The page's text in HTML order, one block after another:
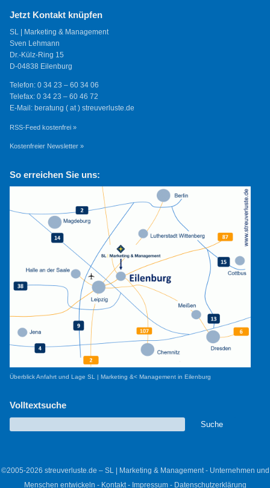
Jetzt Kontakt knüpfen
SL | Marketing & Management
Sven Lehmann
Dr.-Külz-Ring 15
D-04838 Eilenburg
Telefon: 0 34 23 – 60 34 06
Telefax: 0 34 23 – 60 46 72
E-Mail: beratung ( at ) streuverluste.de
RSS-Feed kostenfrei »
Kostenfreier Newsletter »
So erreichen Sie uns:
Überblick Anfahrt und Lage SL | Marketing &< Management in Eilenburg
Volltextsuche
©2005-2026 streuverluste.de – SL | Marketing & Management - Unternehmen und
Menschen entwickeln - Kontakt- Impressum- Datenschutzerklärung